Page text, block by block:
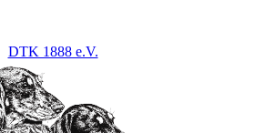
DTK 1888 e.V.